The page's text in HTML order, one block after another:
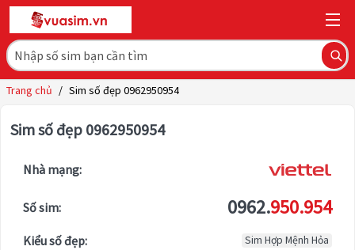
Trang chủ / Sim số đẹp 0962950954
Sim số đẹp 0962950954
Nhà mạng:
Số sim: 0962.950.954
Kiểu số đẹp: Sim Hợp Mệnh Hỏa